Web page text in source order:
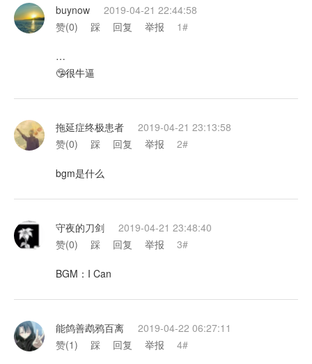
buynow
2019-04-21 22:44:58
赞(0) 踩 回复 举报 1#
…
🤥很牛逼
拖延症终极患者
2019-04-21 23:13:58
赞(0) 踩 回复 举报 2#
bgm是什么
守夜的刀剑
2019-04-21 23:48:40
赞(0) 踩 回复 举报 3#
BGM：I Can
能鸽善鹉鸦百离
2019-04-22 06:27:11
赞(1) 踩 回复 举报 4#